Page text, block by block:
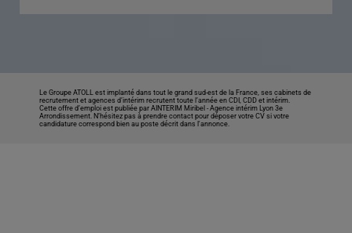
Le Groupe ATOLL est implanté dans tout le grand sud-est de la France, ses cabinets de
recrutement et agences d’intérim recrutent toute l’année en CDI, CDD et intérim.
Cette offre d’emploi est publiée par AINTERIM Miribel -Agence intérim Lyon 3e
Arrondissement. N’hésitez pas à prendre contact pour déposer votre CV si votre
candidature correspond bien au poste décrit dans l'annonce.